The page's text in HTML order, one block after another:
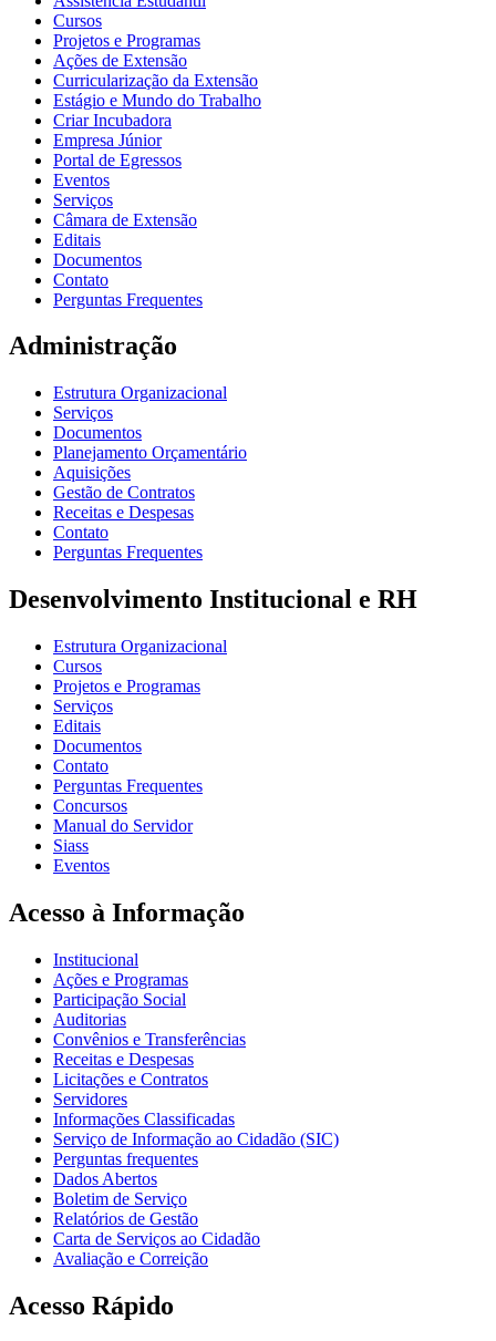
Cursos
Projetos e Programas
Ações de Extensão
Curricularização da Extensão
Estágio e Mundo do Trabalho
Criar Incubadora
Empresa Júnior
Portal de Egressos
Eventos
Serviços
Câmara de Extensão
Editais
Documentos
Contato
Perguntas Frequentes
Administração
Estrutura Organizacional
Serviços
Documentos
Planejamento Orçamentário
Aquisições
Gestão de Contratos
Receitas e Despesas
Contato
Perguntas Frequentes
Desenvolvimento Institucional e RH
Estrutura Organizacional
Cursos
Projetos e Programas
Serviços
Editais
Documentos
Contato
Perguntas Frequentes
Concursos
Manual do Servidor
Siass
Eventos
Acesso à Informação
Institucional
Ações e Programas
Participação Social
Auditorias
Convênios e Transferências
Receitas e Despesas
Licitações e Contratos
Servidores
Informações Classificadas
Serviço de Informação ao Cidadão (SIC)
Perguntas frequentes
Dados Abertos
Boletim de Serviço
Relatórios de Gestão
Carta de Serviços ao Cidadão
Avaliação e Correição
Acesso Rápido